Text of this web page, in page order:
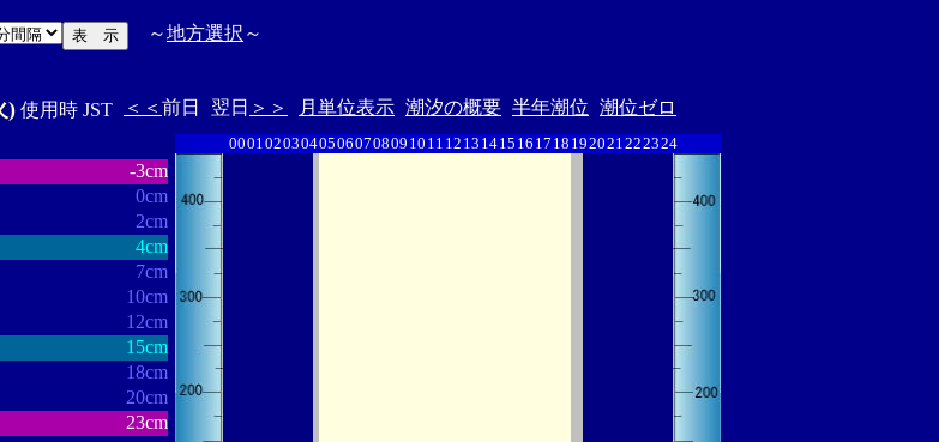
～地方選択 ～
) 使用時 JST ＜＜ 前日 翌日 ＞＞ 月単位表示 潮汐の概要 半年潮位 潮位ゼロ
-3cm
0cm
2cm
4cm
7cm
10cm
12cm
15cm
18cm
20cm
23cm
00010203040506070809 10 11 12 13 1415 16 17 18 192021222324